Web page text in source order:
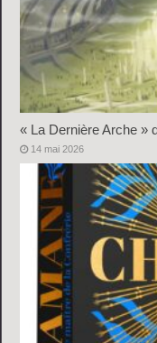
« La Dernière Arche »
14 mai 2026